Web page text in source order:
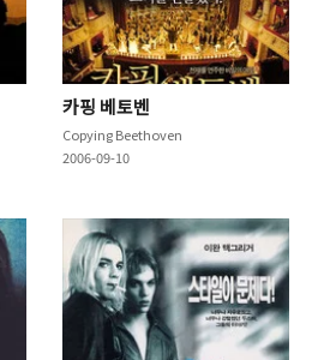
카핑 베토벤
Copying Beethoven
2006-09-10